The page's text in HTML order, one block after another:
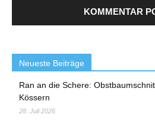
Neueste Beiträge
Ran an die Schere:
Kössern
28. Juli 2026